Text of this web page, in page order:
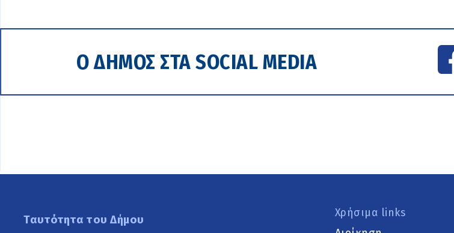
Ο ΔΗΜΟΣ ΣΤΑ SOCIAL MEDIA
Ταυτότητα του Δήμου
Χρήσιμα links